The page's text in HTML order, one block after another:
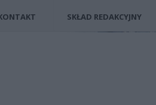
SKŁAD REDAKCYJNY